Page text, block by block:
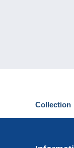
Collection
Cartes